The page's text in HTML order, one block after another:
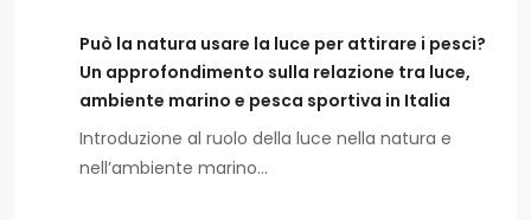
Può la natura usare la luce per attirare i pesci?
Un approfondimento sulla relazione tra luce,
ambiente marino e pesca sportiva in Italia
Introduzione al ruolo della luce nella natura e
nell’ambiente marino…